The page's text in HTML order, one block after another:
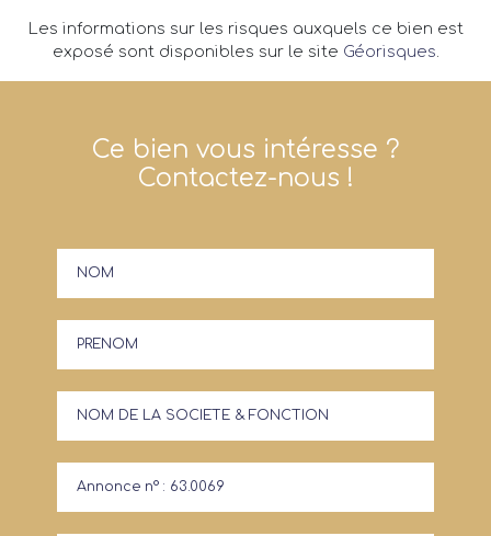
Les informations sur les risques auxquels ce bien est
exposé sont disponibles sur le site Géorisques
Ce bien vous intéresse ?
Contactez-nous !